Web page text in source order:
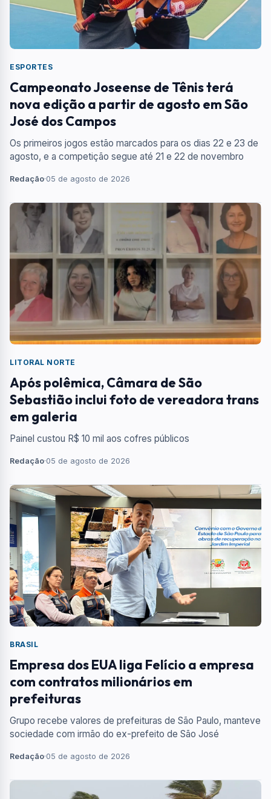
ESPORTES
Campeonato Joseense de Tênis terá
nova edição a partir de agosto em São
José dos Campos
Os primeiros jogos estão marcados para os dias 22 e 23 de
agosto, e a competição segue até 21 e 22 de novembro
Redação·05 de agosto de 2026
LITORAL NORTE
Após polêmica, Câmara de São
Sebastião inclui foto de vereadora trans
em galeria
Painel custou R$ 10 mil aos cofres públicos
Redação·05 de agosto de 2026
BRASIL
Empresa dos EUA liga Felício a empresa
com contratos milionários em
prefeituras
Grupo recebe valores de prefeituras de São Paulo, manteve
sociedade com irmão do ex-prefeito de São José
Redação·05 de agosto de 2026